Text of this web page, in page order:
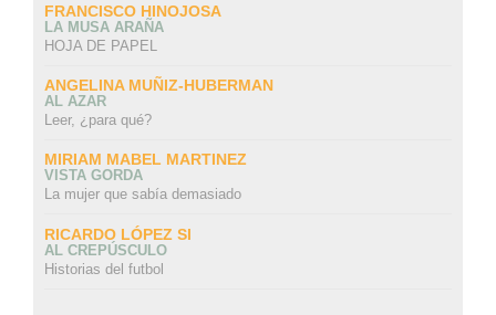
FRANCISCO HINOJOSA
LA MUSA ARAÑA
HOJA DE PAPEL
ANGELINA MUÑIZ-HUBERMAN
AL AZAR
Leer, ¿para qué?
MIRIAM MABEL MARTINEZ
VISTA GORDA
La mujer que sabía demasiado
RICARDO LÓPEZ SI
AL CREPÚSCULO
Historias del futbol